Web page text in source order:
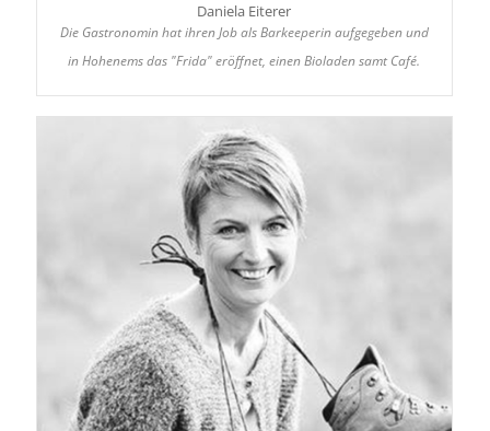
Daniela Eiterer
Die Gastronomin hat ihren Job als Barkeeperin aufgegeben und
in Hohenems das "Frida" eröffnet, einen Bioladen samt Café.